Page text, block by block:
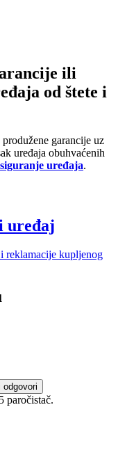
ili
od štete i
garancije uz
uređaja obuhvaćenih
uređaja.
uređaj
reklamacije kupljenog
odgovori
paročistač.